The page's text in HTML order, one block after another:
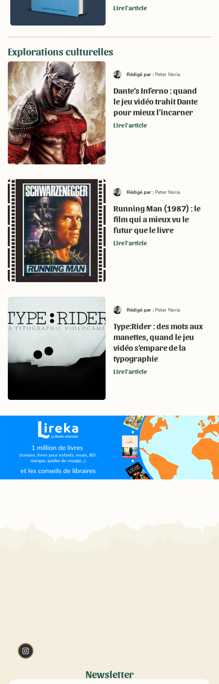
Lire l'article
Explorations culturelles
Rédigé par : Peter Noria
Dante’s Inferno : quand
le jeu vidéo trahit Dante
pour mieux l’incarner
Lire l'article
Rédigé par : Peter Noria
Running Man (1987) : le
film qui a mieux vu le
futur que le livre
Lire l'article
Rédigé par : Peter Noria
Type:Rider : des mots aux
manettes, quand le jeu
vidéo s’empare de la
typographie
Lire l'article
Newsletter